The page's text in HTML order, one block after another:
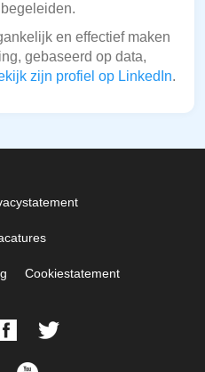
en effectief maken
gebaseerd op data,
zijn profiel op LinkedIn.
Cookiestatement